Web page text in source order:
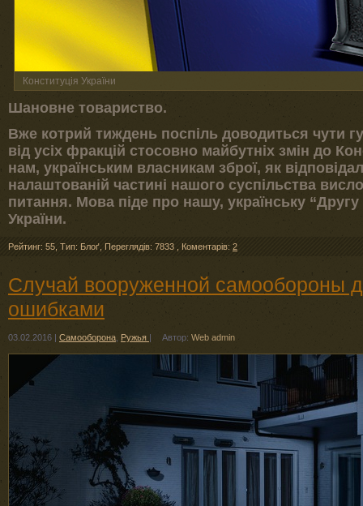
Конституція України
Шановне товариство.
Вже котрий тиждень поспіль доводиться чути
від усіх фракцій стосовно майбутніх змін до
нам, українським власникам зброї, як
налаштованій частині нашого суспільства
питання. Мова піде про нашу, українську “Другу
України.
Рейтинг: 55 Тип: Блоґ Переглядів: 7833 Коментарів: 2
Случай вооруженной самообороны
ошибками
03.02.2016 | Самооборона Ружья | Автор: Web admin